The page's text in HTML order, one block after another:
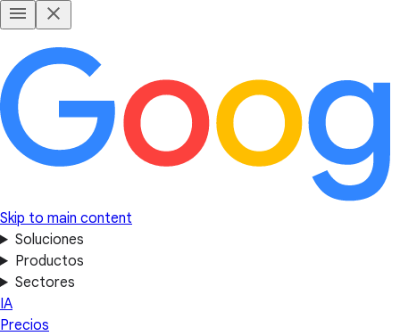
Skip to main content
Soluciones
Productos
Sectores
IA
Precios